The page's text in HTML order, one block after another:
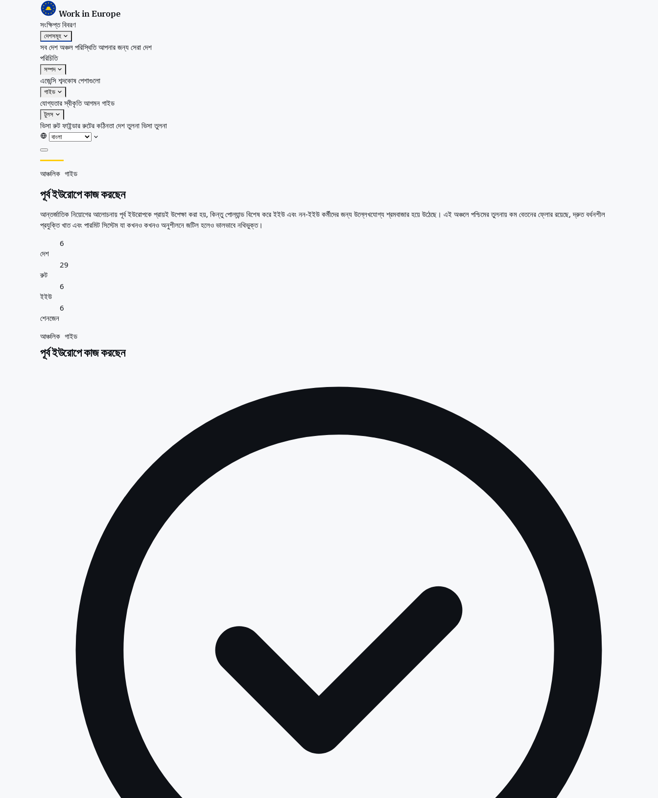
Work in Europe
সংক্ষিপ্ত বিবরণ
দেশসমূহ
সব দেশ অঞ্চল পরিস্থিতিআপনার জন্য সেরা দেশ
পরিচিতি
সম্পদ
এজেন্সি শব্দকোষ পেশাগুলো
গাইড
যোগ্যতার স্বীকৃতিআগমন গাইড
টুলস
ভিসা রুট ফাইন্ডাররুটের কঠিনতা দেশ তুলনা ভিসা তুলনা
দেশসমূহ
অঞ্চল
আপনার জন্য সেরা দেশ
পরিচিতি
সম্পদ
গাইড
দেশ তুলনা
আঞ্চলিক গাইড
পূর্ব ইউরোপে কাজ করছেন
আন্তর্জাতিক নিয়োগের আলোচনায় পূর্ব ইউরোপকে প্রায়ই উপেক্ষা করা হয়, কিন্তু পোল্যান্ড বিশেষ করে ইইউ এবং নন-ইইউ কর্মীদের জন্য উল্লেখযোগ্য শ্রমবাজার হয়ে উঠেছে। এই অঞ্চলে পশ্চিমের তুলনায় কম বেতনের ফ্লোর রয়েছে, দ্রুত বর্ধনশীল
প্রযুক্তি খাত এবং পারমিট সিস্টেম যা কখনও কখনও অনুশীলনে জটিল হলেও ভালভাবে নথিভুক্ত।
6
দেশ
29
রুট
6
ইইউ
6
শেনজেন
আঞ্চলিক গাইড
পূর্ব ইউরোপে কাজ করছেন